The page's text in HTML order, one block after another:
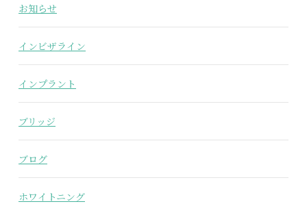
お知らせ
インビザライン
インプラント
ブリッジ
ブログ
ホワイトニング